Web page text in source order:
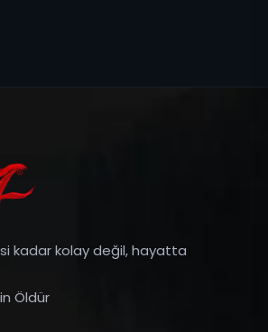
kadar kolay değil, hayatta
Öldür